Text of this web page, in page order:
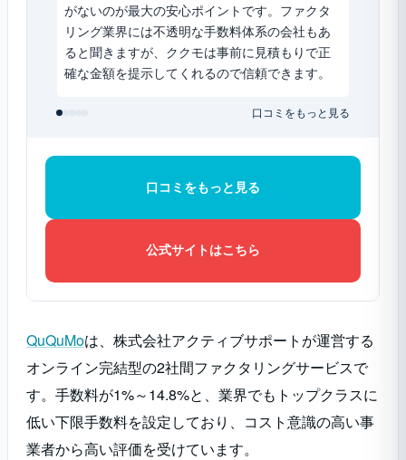
がないのが最大の安心ポイントです。ファクタ
リング業界には不透明な手数料体系の会社もあ
ると聞きますが、ククモは事前に見積もりで正
確な金額を提示してくれるので信頼できます。
口コミをもっと見る
口コミをもっと見る
公式サイトはこちら
QuQuMoは、株式会社アクティブサポートが運営する
オンライン完結型の2社間ファクタリングサービスで
す。手数料が1%～14.8%と、業界でもトップクラスに
低い下限手数料を設定しており、コスト意識の高い事
業者から高い評価を受けています。